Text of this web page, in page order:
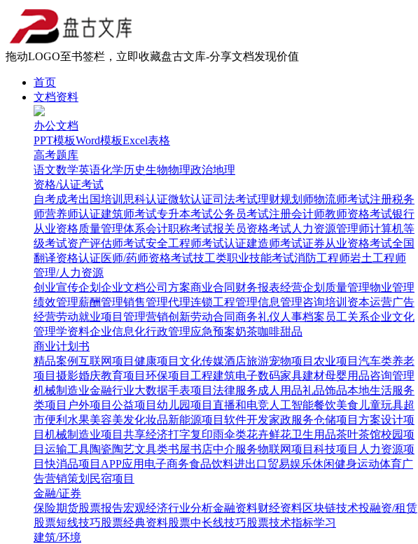
拖动LOGO至书签栏，立即收藏盘古文库-分享文档发现价值
首页
文档资料
办公文档
PPT模板Word模板Excel表格
高考题库
语文数学英语化学历史生物物理政治地理
资格/认证考试
自考成考出国培训 思科认证微软认证司法考试理财规划师物流师考试注册税务
师营养师认证建筑师考试专升本考试公务员考试注册会计师教师资格考试银行
从业资格质量管理体系会计职称考试报关员资格考试人力资源管理师计算机等
级考试资产评估师考试安全工程师考试认证建造师考试证券从业资格考试全国
翻译资格认证医师/药师资格考试技工类职业技能考试消防工程师岩土工程师
管理/人力资源
创业宣传企划 企业文档公司方案商业合同 财务报表经营企划 质量管理物业管理
绩效管理薪酬管理销售管理代理连锁工程管理信息管理咨询培训 资本运营广告
经营劳动就业项目管理营销创新劳动合同商务礼仪 人事档案 员工关系企业文化
管理学资料企业信息化行政管理应急预案奶茶咖啡甜品
商业计划书
精品案例互联网项目 健康项目 文化传媒酒店旅游宠物项目 农业项目 汽车类养老
项目 摄影婚庆教育项目 环保项目 工程建筑电子数码家具建材母婴用品咨询管理
机械制造业金融行业大数据手表项目 法律服务成人用品礼品饰品本地生活服务
类项目 户外项目 公益项目 幼儿园项目 直播和电竞人工智能餐饮美食 儿童玩具超
市便利水果美容美发化妆品新能源项目 软件开发家政服务仓储项目 方案设计项
目 机械制造业项目 共享经济打字复印雨伞类花卉鲜花卫生用品茶叶茶馆校园项
目 运输工具陶瓷陶艺文具类书屋书店中介服务物联网项目 科技项目 人力资源项
目快消品项目 APP应用 电子商务食品饮料进出口贸易娱乐休闲健身运动体育广
告营销策划 民宿项目
金融/证券
保险期货股票报告宏观经济行业分析金融资料财经资料区块链技术投融资/租赁
股票短线技巧股票经典资料股票中长线技巧股票技术指标学习
建筑/环境